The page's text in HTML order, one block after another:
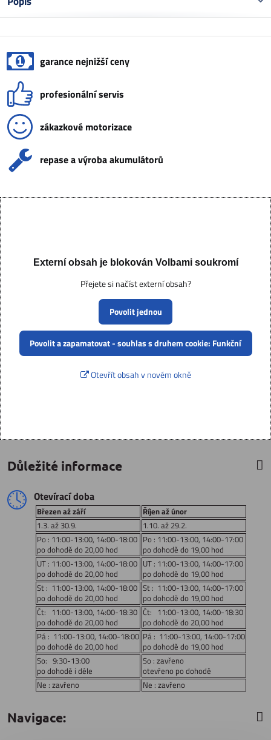
garance nejnižší ceny
profesionální servis
zákazkové motorizace
repase a výroba akumulátorů
Externí obsah je blokován Volbami soukromí
Přejete si načíst externí obsah?
Povolit jednou
Povolit a zapamatovat - souhlas s druhem cookie: Funkční
Otevřít obsah v novém okně
Důležité informace
Otevírací doba
Březen až září
Říjen až únor
1.3. až 30.9.
1.10. až 29.2.
Po : 11:00-13:00, 14:00-18:00
po dohodě do 20,00 hod
Po : 11:00-13:00, 14:00-17:00
po dohodě do 19,00 hod
UT : 11:00-13:00, 14:00-18:00
po dohodě do 20,00 hod
UT : 11:00-13:00, 14:00-17:00
po dohodě do 19,00 hod
St : 11:00-13:00, 14:00-18:00
po dohodě do 20,00 hod
St : 11:00-13:00, 14:00-17:00
po dohodě do 19,00 hod
Čt: 11:00-13:00, 14:00-18:30
po dohodě do 20,00 hod
Čt: 11:00-13:00, 14:00-18:30
po dohodě do 20,00 hod
Pá : 11:00-13:00, 14:00-18:00
po dohodě do 20,00 hod
Pá : 11:00-13:00, 14:00-17:00
po dohodě do 19,00 hod
So: 9:30-13:00
po dohodě i déle
So : zavřeno
otevřeno po dohodě
Ne : zavřeno
Ne : zavřeno
Navigace: